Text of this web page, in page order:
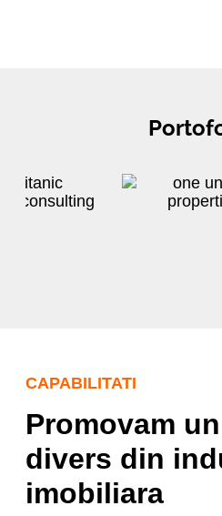
CAPABILITATI
Promovam
divers din
imobiliara